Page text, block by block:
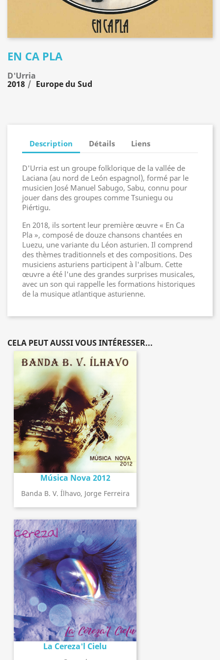
EN CA PLA
D'Urria
2018 Europe du Sud
Description Détails Liens
D'Urria est un groupe folklorique de la vallée de
Laciana (au nord de León espagnol), formé par le
musicien José Manuel Sabugo, Sabu, connu pour
jouer dans des groupes comme Tsuniegu ou
Piértigu.
En 2018, ils sortent leur première œuvre « En Ca
Pla », composé de douze chansons chantées en
Luezu, une variante du Léon asturien. Il comprend
des thèmes traditionnels et des compositions. Des
musiciens asturiens participent à l'album. Cette
œuvre a été l'une des grandes surprises musicales,
avec un son qui rappelle les formations historiques
de la musique atlantique asturienne.
CELA PEUT AUSSI VOUS INTÉRESSER...
Música Nova 2012
Banda B. V. Ílhavo, Jorge Ferreira
La Cereza'l Cielu